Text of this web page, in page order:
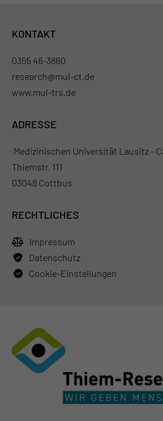
KONTAKT
0355 46-3860
research@mul-ct.de
www.mul-trs.de
ADRESSE
Medizinischen Universität Lausitz -
Thiemstr. 111
03048 Cottbus
RECHTLICHES
Impressum
Datenschutz
Cookie-Einstellungen